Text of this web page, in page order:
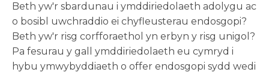
Beth yw'r sbardunau i ymddiriedolaeth adolygu ac
o bosibl uwchraddio ei chyfleusterau endosgopi?
Beth yw'r risg corfforaethol yn erbyn y risg unigol?
Pa fesurau y gall ymddiriedolaeth eu cymryd i
hybu ymwybyddiaeth o offer endosgopi sydd wedi